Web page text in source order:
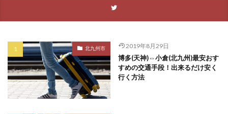
北九州市 2019年8月29日
博多(天神)⇔小倉(北九州)最安おす
すめの交通手段！出来るだけ安く
行く方法